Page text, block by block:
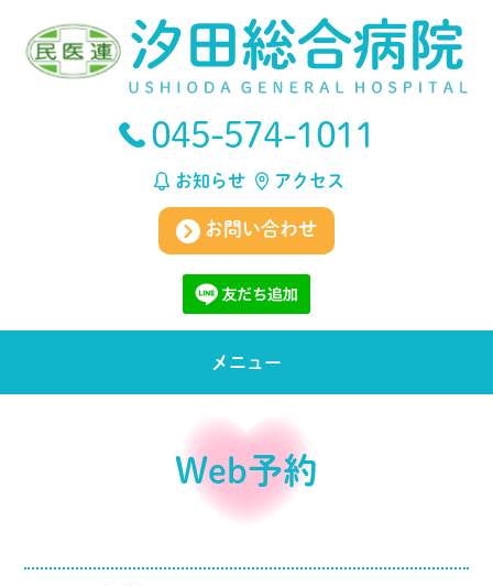
045-574-1011
お知らせ アクセス
お問い合わせ
メニュー
Web予約